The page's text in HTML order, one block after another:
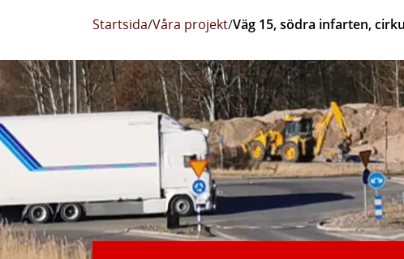
Startsida/Våra projekt/Väg 15, södra infarten,